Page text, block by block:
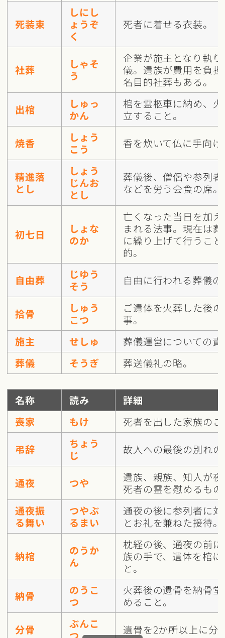
死装束
しにし
ょうぞ
く
死者に着せる衣装。
社葬
しゃそ
う
企業が施主となり執
儀。遺族が費用を負
名目的社葬もある。
出棺
しゅっ
かん
棺を霊柩車に納め、
立すること。
焼香
しょう
こう
香を炊いて仏に手向
精進落
とし
しょう
じんお
とし
葬儀後、僧侶や参列
などを労う会食の席。
初七日
しょな
のか
亡くなった当日を加
まれる法事。現在は
に繰り上げて行うこ
的。
自由葬
じゆう
そう
自由に行われる葬儀
拾骨
しゅう
こつ
ご遺体を火葬した後
事。
施主
せしゅ
葬儀運営についての
葬儀
そうぎ 葬送儀礼の略。
名称 読み
詳細
喪家
もけ
死者を出した家族の
弔辞
ちょう
じ
故人への最後の別れ
通夜 つや
遺族、親族、知人が
死者の霊を慰めるも
通夜振
る舞い
つやぶ
るまい
通夜の後に参列者に
とお礼を兼ねた接待。
納棺
のうか
ん
枕経の後、通夜の前
族の手で、遺体を棺
と。
納骨
のうこ
つ
火葬後の遺骨を納骨
めること。
分骨
ぶんこ
遺骨を2か所以上に分